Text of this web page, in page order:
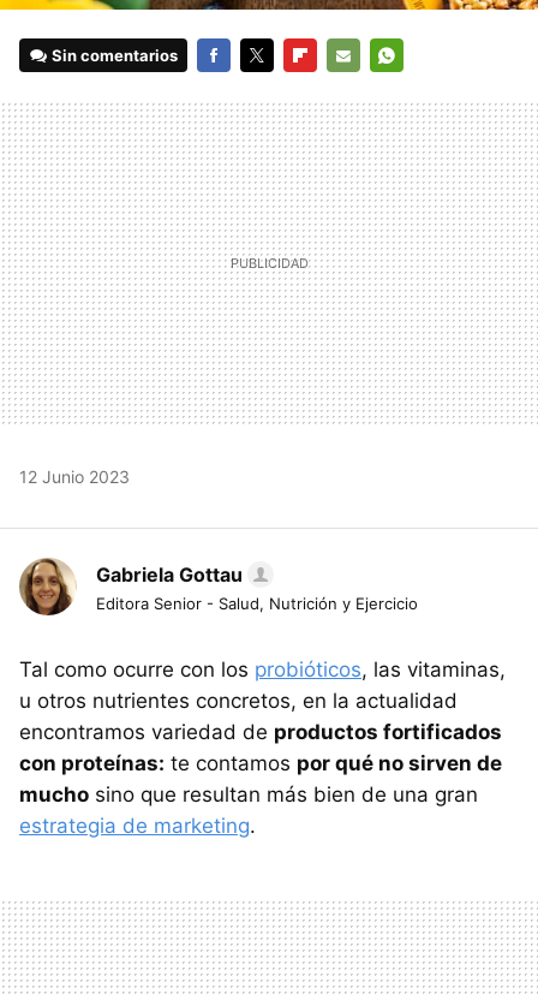
Sin comentarios
MAIL
12 Junio 2023
Gabriela Gottau
Editora Senior - Salud, Nutrición y Ejercicio
Tal como ocurre con los probióticos, las vitaminas,
u otros nutrientes concretos, en la actualidad
encontramos variedad de productos fortificados
con proteínas: te contamos por qué no sirven de
mucho sino que resultan más bien de una gran
estrategia de marketing.